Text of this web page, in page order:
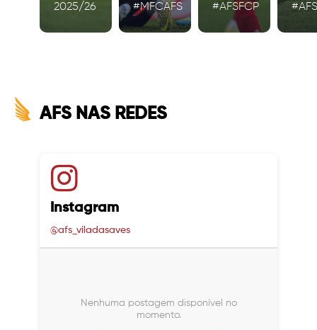
2025/26
#MFCAFS
#AFSFCP
AFS NAS REDES
Instagram
@afs_viladasaves
Nenhuma postagem disponível no
momento.